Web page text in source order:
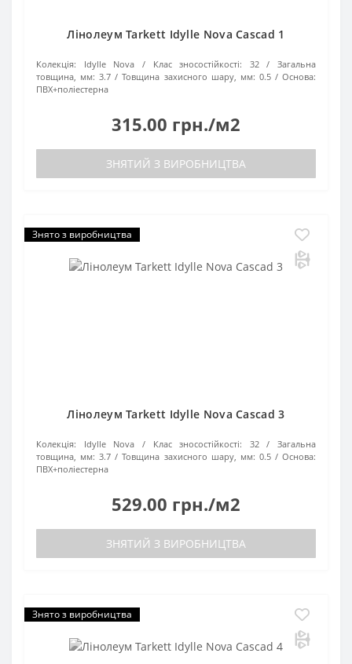
Лінолеум Tarkett Idylle Nova Cascad 1
Колекція: Idylle Nova Клас зносостійкості: 32
Загальна
товщина, мм: 3.7 Товщина захисного шару, мм: 0.5
Основа:
ПВХ+поліестерна
315.00 грн./м2
ЗНЯТИЙ З ВИРОБНИЦТВА
Знято з виробництва
Лінолеум Tarkett Idylle Nova Cascad 3
Колекція: Idylle Nova Клас зносостійкості: 32
Загальна
товщина, мм: 3.7 Товщина захисного шару, мм: 0.5
Основа:
ПВХ+поліестерна
529.00 грн./м2
ЗНЯТИЙ З ВИРОБНИЦТВА
Знято з виробництва